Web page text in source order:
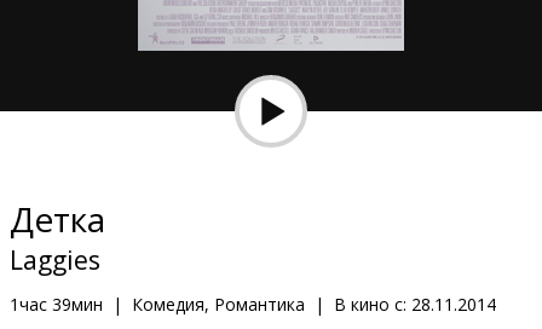
Клуб
Детка
Laggies
1час 39мин | Комедия, Романтика | В кино с: 28.11.2014